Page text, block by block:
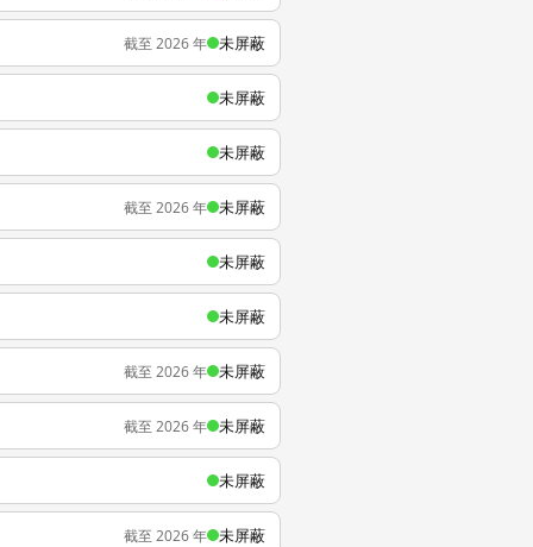
截至 2026 年 未屏蔽
未屏蔽
未屏蔽
截至 2026 年 未屏蔽
未屏蔽
未屏蔽
截至 2026 年 未屏蔽
截至 2026 年 未屏蔽
未屏蔽
截至 2026 年 未屏蔽